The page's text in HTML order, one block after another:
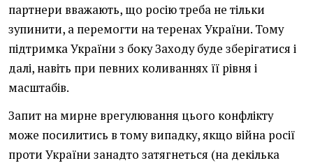
партнери вважають, що росію треба не тільки
зупинити, а перемогти на теренах України. Тому
підтримка України з боку Заходу буде зберігатися і
далі, навіть при певних коливаннях її рівня і
масштабів.
Запит на мирне врегулювання цього конфлікту
може посилитись в тому випадку, якщо війна росії
проти України занадто затягнеться (на декілька